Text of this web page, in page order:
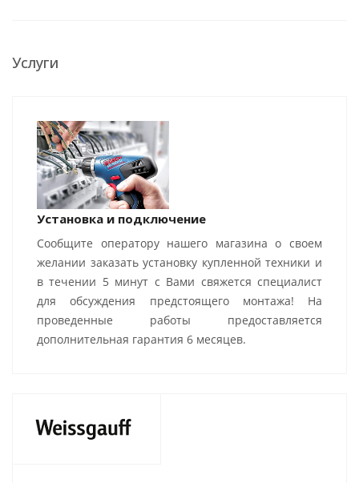
Услуги
Установка и подключение
Сообщите оператору нашего магазина о своем
желании заказать установку купленной техники и
в течении 5 минут с Вами свяжется специалист
для обсуждения предстоящего монтажа! На
проведенные работы предоставляется
дополнительная гарантия 6 месяцев.